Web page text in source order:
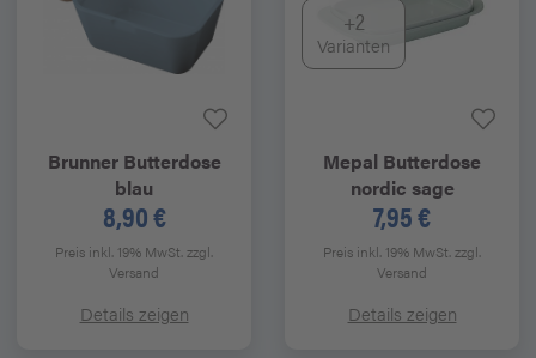
BrunnerButterdose
blau
8,90 €
Preis inkl. 19% MwSt.zzgl.
Versand
Details zeigen
+2
Varianten
Mepal Butterdose
nordic sage
7,95 €
Preis inkl. 19% MwSt.zzgl.
Versand
Details zeigen